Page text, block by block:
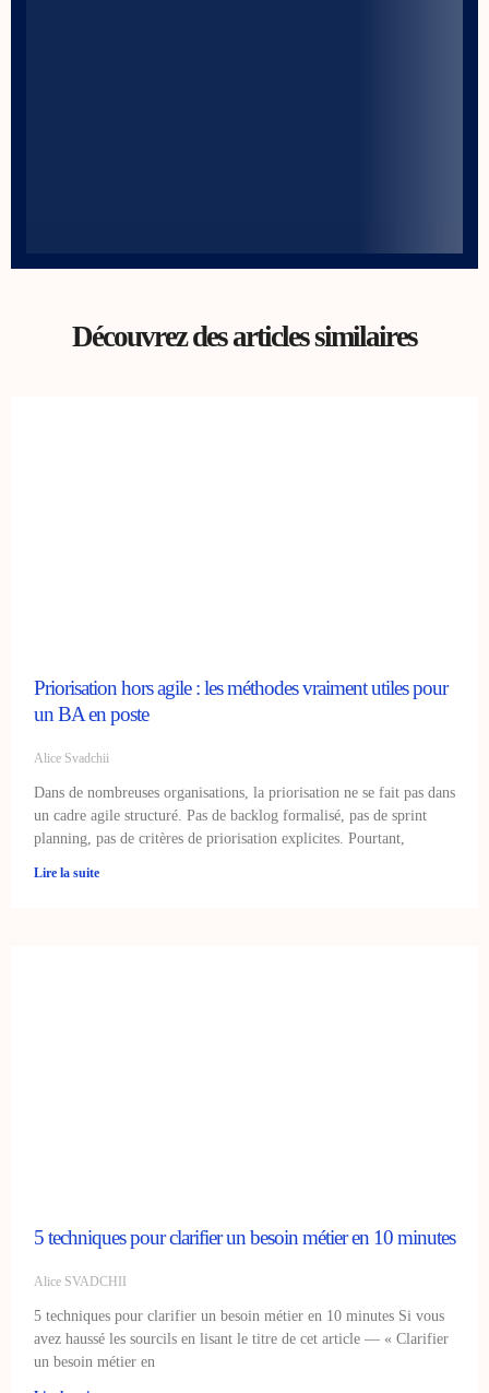
Découvrez des articles similaires
Priorisation hors agile : les méthodes vraiment utiles pour
un BA en poste
Alice Svadchii
Dans de nombreuses organisations, la priorisation ne se fait pas dans
un cadre agile structuré. Pas de backlog formalisé, pas de sprint
planning, pas de critères de priorisation explicites. Pourtant,
Lire la suite
5 techniques pour clarifier un besoin métier en 10 minutes
Alice SVADCHII
5 techniques pour clarifier un besoin métier en 10 minutes Si vous
avez haussé les sourcils en lisant le titre de cet article — « Clarifier
un besoin métier en